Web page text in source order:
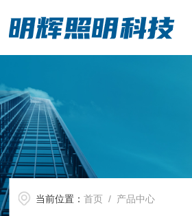
当前位置：首页 / 产品中心